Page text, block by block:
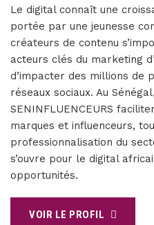
Le digital connaît une
portée par une jeunesse
créateurs de contenu
acteurs clés du marketing
d’impacter des millions de
réseaux sociaux. Au
SENINFLUENCEURS
marques et influenceurs,
professionnalisation du
s’ouvre pour le digital
opportunités.
VOIR LE PROFIL